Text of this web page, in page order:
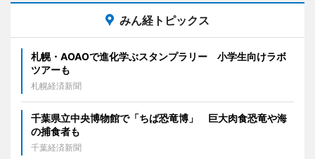
みん経トピックス
札幌・AOAOで進化学ぶスタンプラリー 小学生向けラボ
ツアーも
札幌経済新聞
千葉県立中央博物館で「ちば恐竜博」 巨大肉食恐竜や海
の捕食者も
千葉経済新聞